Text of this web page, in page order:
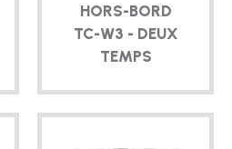
HORS-BORD
TC-W3 - DEUX
TEMPS